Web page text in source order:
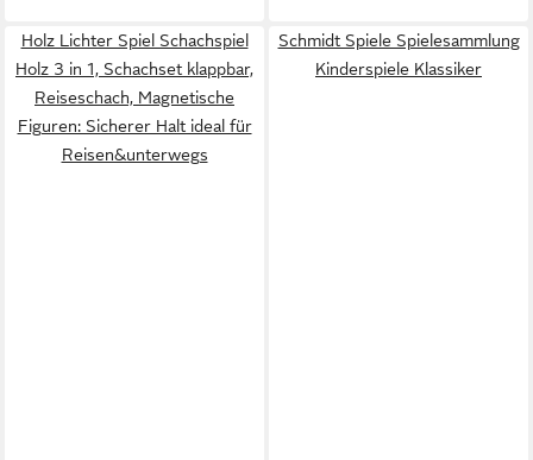
Holz Lichter Spiel Schachspiel
Holz 3 in 1, Schachset klappbar,
Reiseschach, Magnetische
Figuren: Sicherer Halt ideal für
Reisen&unterwegs
Schmidt Spiele Spielesammlung
Kinderspiele Klassiker